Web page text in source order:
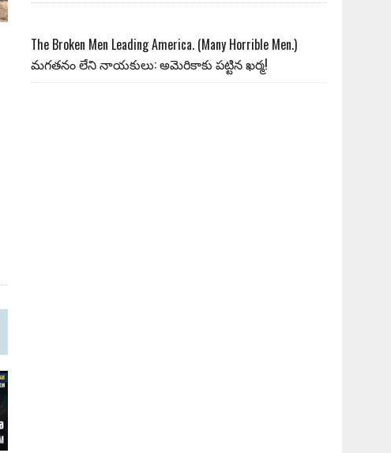
The Broken Men Leading America. (Many Horrible Men.)
మగతనం లేని నాయకులు: అమెరికాకు పట్టిన ఖర్మ!